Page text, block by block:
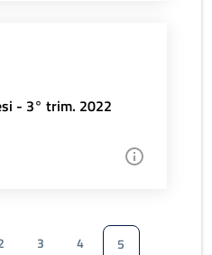
- 3° trim. 2022
3 4
5